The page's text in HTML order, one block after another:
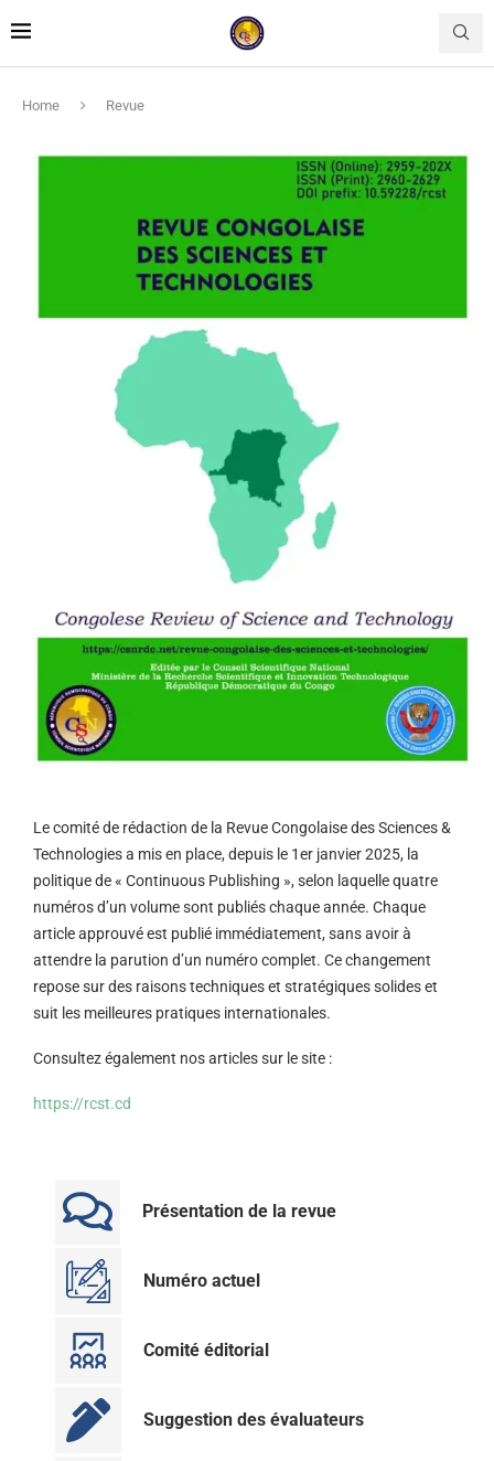
Home Revue
Le comité de rédaction de la Revue Congolaise des Sciences &
Technologies a mis en place, depuis le 1er janvier 2025, la
politique de « Continuous Publishing », selon laquelle quatre
numéros d’un volume sont publiés chaque année. Chaque
article approuvé est publié immédiatement, sans avoir à
attendre la parution d’un numéro complet. Ce changement
repose sur des raisons techniques et stratégiques solides et
suit les meilleures pratiques internationales.
Consultez également nos articles sur le site :
https://rcst.cd
Présentation de la revue
Numéro actuel
Comité éditorial
Suggestion des évaluateurs